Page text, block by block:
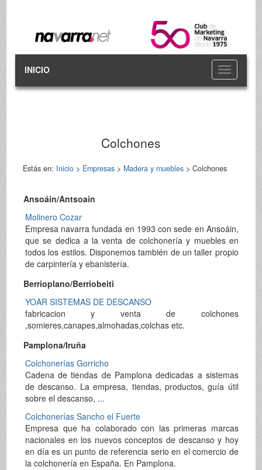
Toggle
navigation
INICIO
Colchones
Estás en: Inicio> Empresas> Madera y muebles> Colchones
Ansoáin/Antsoain
Molinero Cozar
Empresa navarra fundada en 1993 con sede en Ansoáin,
que se dedica a la venta de colchonería y muebles en
todos los estilos. Disponemos también de un taller propio
de carpintería y ebanistería.
Berrioplano/Berriobeiti
YOAR SISTEMAS DE DESCANSO
fabricacion y venta de colchones
,somieres,canapes,almohadas,colchas etc.
Pamplona/Iruña
Colchonerías Gorricho
Cadena de tiendas de Pamplona dedicadas a sistemas
de descanso. La empresa, tiendas, productos, guía útil
sobre el descanso, ...
Colchonerías Sancho el Fuerte
Empresa que ha colaborado con las primeras marcas
nacionales en los nuevos conceptos de descanso y hoy
en día es un punto de referencia serio en el comercio de
la colchonería en España. En Pamplona.